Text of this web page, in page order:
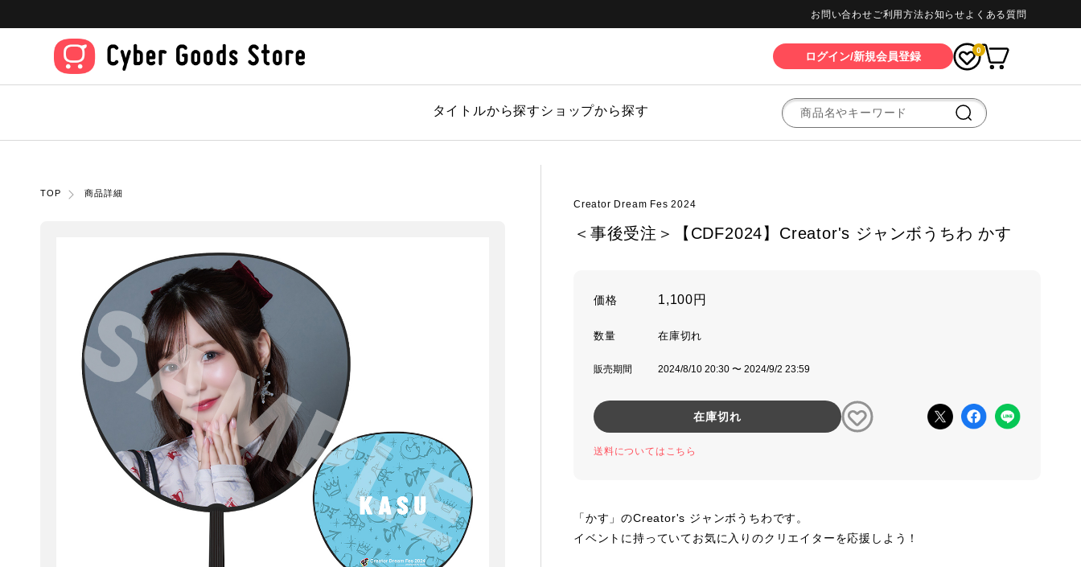
お問い合わせ ご利用方法お知らせ よくある質問
ログイン/新規会員登録 0
タイトルから探す ショップから探す
TOP 商品詳細
Creator Dream Fes 2024
＜事後受注＞【CDF2024】Creator's ジャンボうちわ かす
価格 1,100円
数量
販売期間 2024/8/10 20:30 〜 2024/9/2 23:59
在庫切れ
送料についてはこちら
「かす」のCreator's ジャンボうちわです。
イベントに持っていてお気に入りのクリエイターを応援しよう！